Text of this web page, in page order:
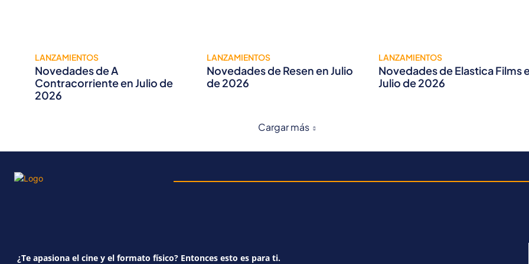
LANZAMIENTOS
Novedades de A
Contracorriente en Julio de
2026
LANZAMIENTOS
Novedades de Resen en Julio
de 2026
LANZAMIENTOS
Novedades de Elastica Films
Julio de 2026
Cargar más
¿Te apasiona el cine y el formato físico? Entonces esto es para ti.